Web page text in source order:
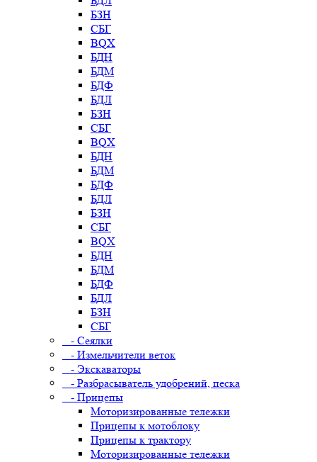
БЗН
СБГ
BQX
БДН
БДМ
БДФ
БДЛ
БЗН
СБГ
BQX
БДН
БДМ
БДФ
БДЛ
БЗН
СБГ
BQX
БДН
БДМ
БДФ
БДЛ
БЗН
СБГ
- Сеялки
- Измельчители веток
- Экскаваторы
- Разбрасыватель удобрений, песка
- Прицепы
Моторизированные тележки
Прицепы к мотоблоку
Прицепы к трактору
Моторизированные тележки